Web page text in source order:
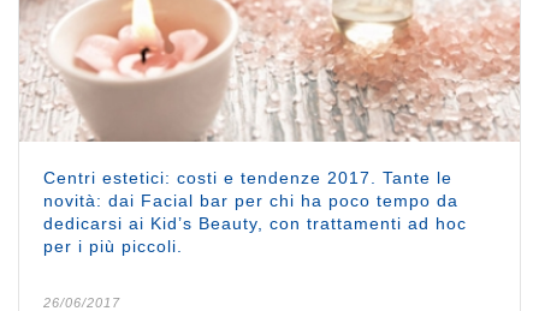
Centri estetici: costi e tendenze 2017. Tante le
novità: dai Facial bar per chi ha poco tempo da
dedicarsi ai Kid’s Beauty, con trattamenti ad hoc
per i più piccoli.
26/06/2017